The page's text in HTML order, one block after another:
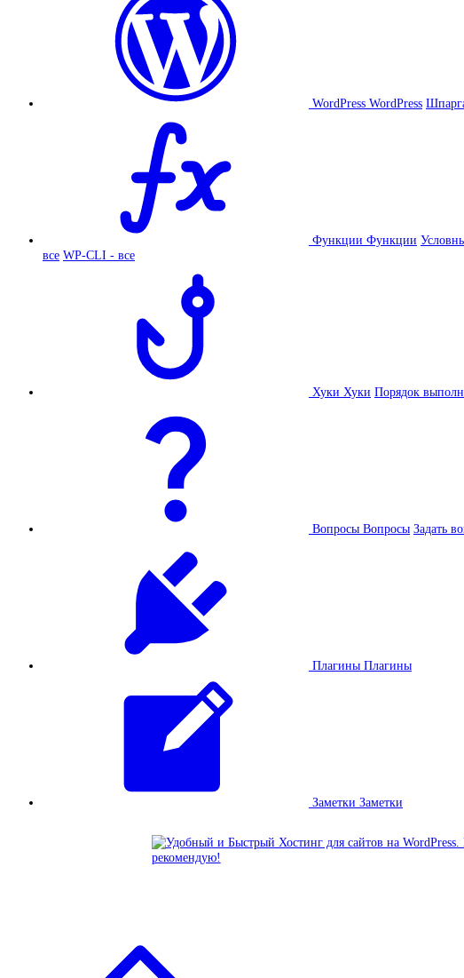
WordPress WordPress
Функции Функции
все WP-CLI - все
Хуки Хуки Порядок
Вопросы Вопросы Задать
Плагины Плагины
Заметки Заметки